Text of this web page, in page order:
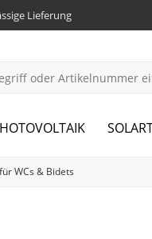
Lieferung
für WCs & Bidets